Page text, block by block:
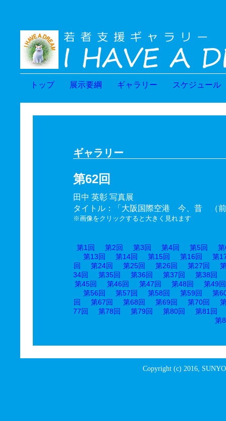
トップ 展示要綱 ギャラリー スケジュール
ギャラリー
第62回
田中 英彰 写真展
タイトル：「大阪国際空港 今、昔 （
※画像をクリックすると大きく見れます
第1回 第2回 第3回 第4回 第5回
第13回
第14回 第15回 第16回
第
回
第24回 第25回 第26回 第27回
34回
第35回 第36回 第37回
第38回
第45回
第46回 第47回 第48回
第49回
第56回
第57回 第58回 第59回
第
回
第67回 第68回 第69回 第70回
77回
第78回 第79回 第80回
第81回
第
Copyright (c) 2016,